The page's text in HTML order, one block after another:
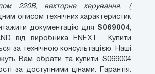
220В, векторне керування. (
описом технічних характеристик
документацію для S069004,
від виробника ENEXT . Купити
за технічною консультацією. Наші
Вам обрати та купити S069004
за доступними цінами. Гарантія.